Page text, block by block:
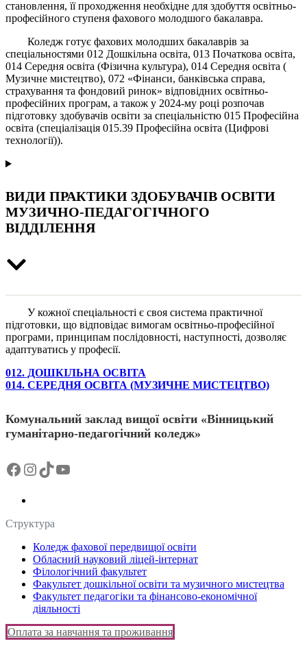
становлення, її проходження необхідне для здобуття освітньо-
професійного ступеня фахового молодшого бакалавра.
Коледж готує фахових молодших бакалаврів за
спеціальностями 012 Дошкільна освіта, 013 Початкова освіта,
014 Середня освіта (Фізична культура), 014 Середня освіта (
Музичне мистецтво), 072 «Фінанси, банківська справа,
страхування та фондовий ринок» відповідних освітньо-
професійних програм, а також у 2024-му році розпочав
підготовку здобувачів освіти за спеціальністю 015 Професійна
освіта (спеціалізація 015.39 Професійна освіта (Цифрові
технології)).
ВИДИ ПРАКТИКИ ЗДОБУВАЧІВ ОСВІТИ
МУЗИЧНО-ПЕДАГОГІЧНОГО
ВІДДІЛЕННЯ
У кожної спеціальності є своя система практичної
підготовки, що відповідає вимогам освітньо-професійної
програми, принципам послідовності, наступності, дозволяє
адаптуватись у професії.
012. ДОШКІЛЬНА ОСВІТА
014. СЕРЕДНЯ ОСВІТА (МУЗИЧНЕ МИСТЕЦТВО)
Комунальний заклад вищої освіти «Вінницький
гуманітарно-педагогічний коледж»
Facebook
Instagram
TikTok
YouTube
Структура
Коледж фахової передвищої освіти
Обласний науковий ліцей-інтернат
Філологічний факультет
Факультет дошкільної освіти та музичного мистецтва
Факультет педагогіки та фінансово-економічної
діяльності
Оплата за навчання та проживання